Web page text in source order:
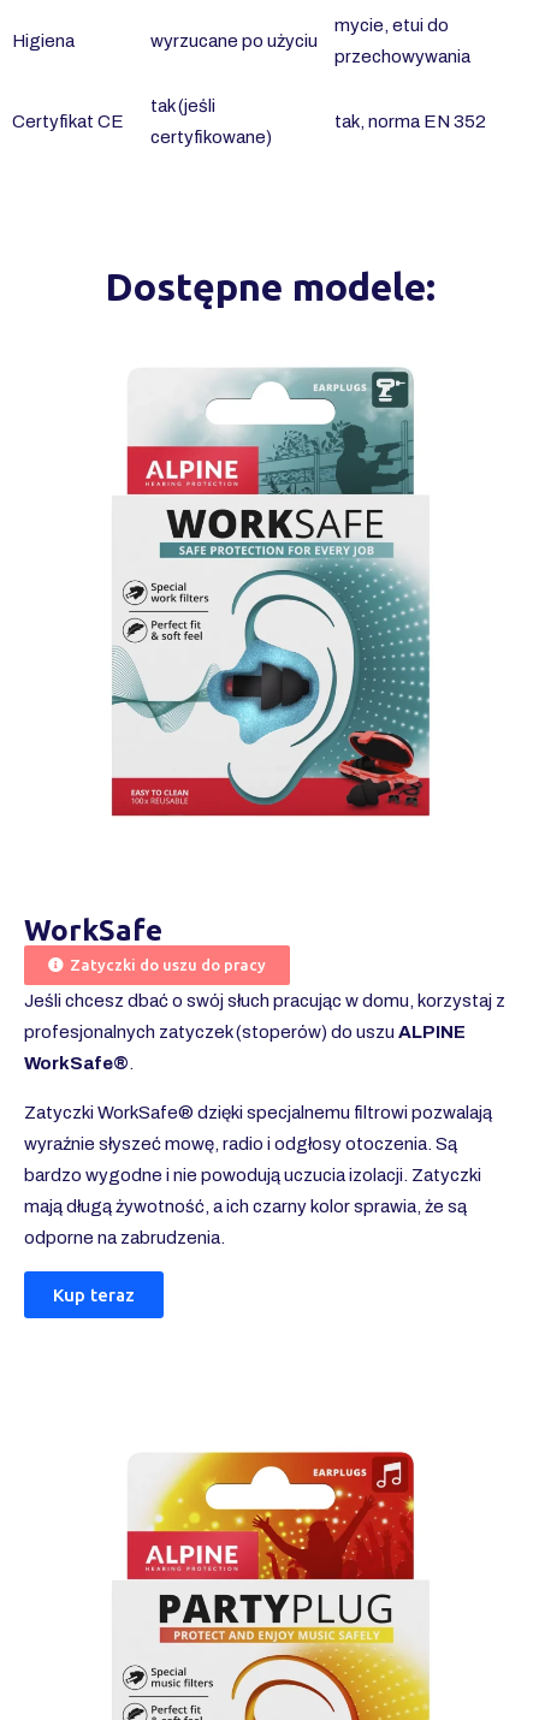
Higiena wyrzucane po użyciu
mycie, etui do
przechowywania
Certyfikat CE
tak (jeśli
certyfikowane)
tak, norma EN 352
Dostępne modele:
WorkSafe
Zatyczki do uszu do pracy
Jeśli chcesz dbać o swój słuch pracując w domu, korzystaj z
profesjonalnych zatyczek (stoperów) do uszu ALPINE
WorkSafe®
Zatyczki WorkSafe® dzięki specjalnemu filtrowi pozwalają
wyraźnie słyszeć mowę, radio i odgłosy otoczenia. Są
bardzo wygodne i nie powodują uczucia izolacji. Zatyczki
mają długą żywotność, a ich czarny kolor sprawia, że są
odporne na zabrudzenia.
Kup teraz